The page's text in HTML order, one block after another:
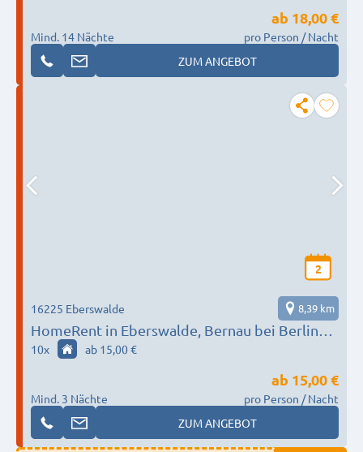
Mind. 14 Nächte
ab 18,00 €
pro Person / Nacht
ZUM ANGEBOT
2
HomeRent in Eberswalde, Bernau bei Berlin
HR-72927-eberswalde
16225 Eberswalde 8,39 km
10x ab 15,00 €
Mind. 3 Nächte
ab 15,00 €
pro Person / Nacht
ZUM ANGEBOT